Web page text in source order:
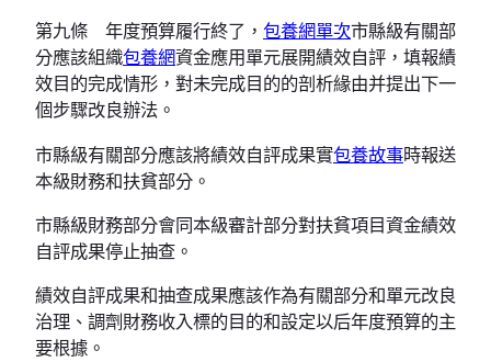
第九條 年度預算履行終了， 包養網單次市縣級有關部
分應該組織包養網資金應用單元展開績效自評，填報績
效目的完成情形，對未完成目的的剖析緣由并提出下一
個步驟改良辦法。
市縣級有關部分應該將績效自評成果實包養故事時報送
本級財務和扶貧部分。
市縣級財務部分會同本級審計部分對扶貧項目資金績效
自評成果停止抽查。
績效自評成果和抽查成果應該作為有關部分和單元改良
治理、調劑財務收入標的目的和設定以后年度預算的主
要根據。